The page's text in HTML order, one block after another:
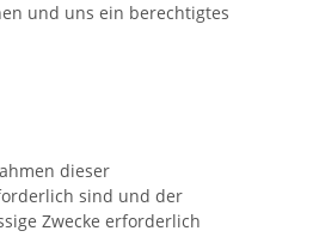
und uns ein berechtigtes
dieser
sind und der
Zwecke erforderlich